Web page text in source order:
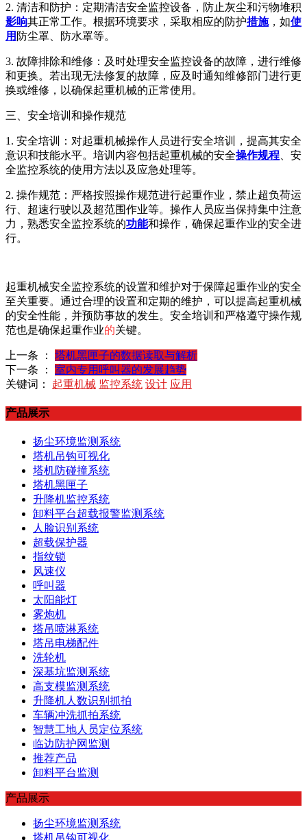
2. 清洁和防护：定期清洁安全监控设备，防止灰尘和污物堆积
影响其正常工作。根据环境要求，采取相应的防护措施，如使
用 防尘罩、防水罩等。
3. 故障排除和维修：及时处理安全监控设备的故障，进行维修
和更换。若出现无法修复的故障，应及时通知维修部门进行更
换或维修，以确保起重机械的正常使用。
三、安全培训和操作规范
1. 安全培训：对起重机械操作人员进行安全培训，提高其安全
意识和技能水平。培训内容包括起重机械的安全操作规程 、安
全监控系统的使用方法以及应急处理等。
2. 操作规范：严格按照操作规范进行起重作业，禁止超负荷运
行、超速行驶以及超范围作业等。操作人员应当保持集中注意
力，熟悉安全监控系统的功能和操作，确保起重作业的安全进
行。
起重机械安全监控系统的设置和维护对于保障起重作业的安全
至关重要。通过合理的设置和定期的维护，可以提高起重机械
的安全性能，并预防事故的发生。安全培训和严格遵守操作规
范也是确保起重作业的关键。
上一条 ：
塔机黑匣子的数据读取与解析
下一条 ：
室内专用呼叫器的发展趋势
关键词： 起重机械 监控系统 设计 应用
产品展示
扬尘环境监测系统
塔机吊钩可视化
塔机防碰撞系统
塔机黑匣子
升降机监控系统
卸料平台超载报警监测系统
人脸识别系统
超载保护器
指纹锁
风速仪
呼叫器
太阳能灯
雾炮机
塔吊喷淋系统
塔吊电梯配件
洗轮机
深基坑监测系统
高支模监测系统
升降机人数识别抓拍
车辆冲洗抓拍系统
智慧工地人员定位系统
临边防护网监测
推荐产品
卸料平台监测
产品展示
扬尘环境监测系统